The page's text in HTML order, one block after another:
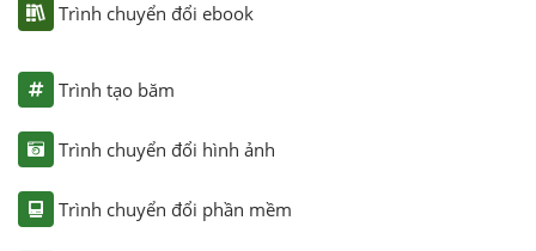
Trình chuyển đổi ebook
Trình tạo băm
Trình chuyển đổi hình ảnh
Trình chuyển đổi phần mềm